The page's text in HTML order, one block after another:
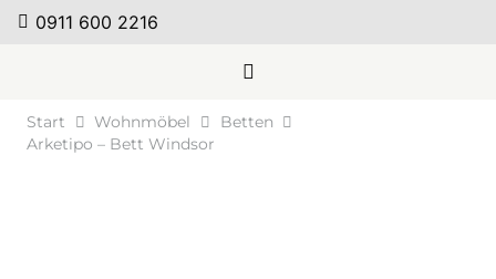
0911 600 2216
Start Wohnmöbel
Betten
Arketipo – Bett Windsor